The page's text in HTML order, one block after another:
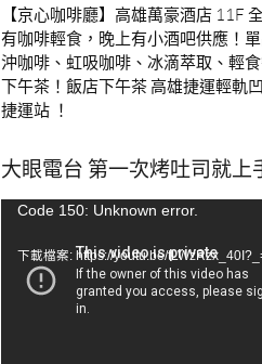
【京心咖啡廳】高雄萬豪酒店 11F
有咖啡輕食，晚上有小酒吧供應！
沖咖啡、虹吸咖啡、冰滴萃取、輕
下午茶！飯店下午茶 高雄捷運輕軌
捷運站 ！
大眼電台 第一次烤吐司就上
視Code 150: Unknown error.
下載檔案: https://youtu.be/